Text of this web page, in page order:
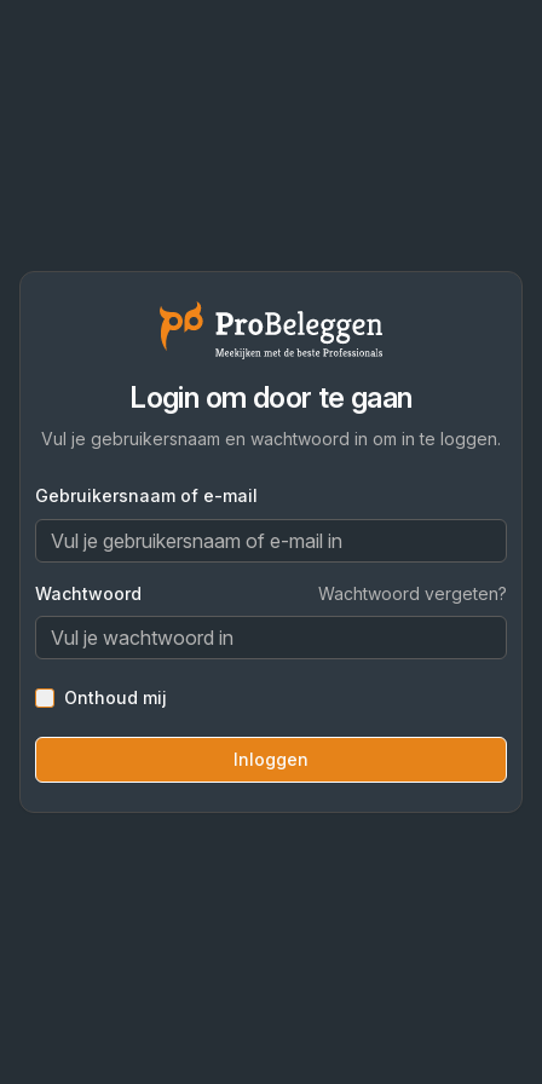
Login om door te gaan
Vul je gebruikersnaam en wachtwoord in om in te loggen.
Gebruikersnaam of e-mail
Wachtwoord Wachtwoord vergeten?
Onthoud mij
Inloggen